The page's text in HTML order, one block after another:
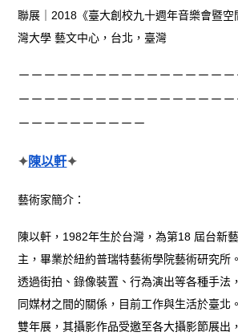
聯展｜2018《臺大創校九十週年音樂會暨空
灣大學 藝文中心，台北，臺灣
－－－－－－－－－－－－－－－－
－－－－－－－－－－－－－－－－
－－－－－－－－－－
✦陳以軒✦
藝術家簡介：
陳以軒，1982年生於台灣，為第18 屆台新
主，畢業於紐約普瑞特藝術學院藝術研究所
透過街拍、錄像裝置、行為演出等各種手法
同媒材之間的關係，目前工作與生活於臺北
雙年展，其攝影作品受邀至各大攝影節展出